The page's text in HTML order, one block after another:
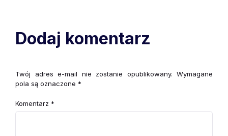
Dodaj komentarz
Twój adres e-mail nie zostanie opublikowany. Wymagane
pola są oznaczone *
Komentarz *